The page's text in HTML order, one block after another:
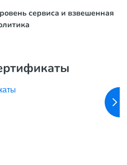
сервиса и взвешенная